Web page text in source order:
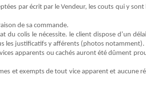
par écrit par leVendeur, les couts qui y sont
de sa commande.
du colis le nécessite. le client dispose d’un
les justificatifs y afférents (photos notamment).
apparents ou cachés auront été dûment
et exempts de tout vice apparent et aucune